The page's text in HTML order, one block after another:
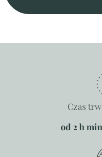
Czas
od 2 h